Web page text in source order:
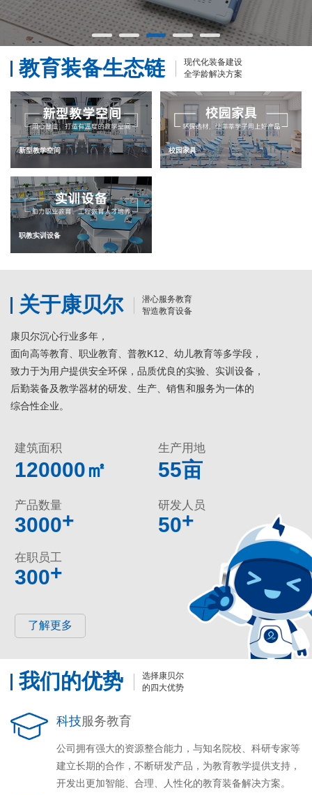
教育装备生态链
现代化装备建设
全学龄解决方案
新型教学空间 校园家具
职教实训设备
关于康贝尔
潜心服务教育
智造教育设备
康贝尔沉心行业多年，
面向高等教育、职业教育、普教K12、幼儿教育等多学段，
致力于为用户提供安全环保，品质优良的实验、实训设备，
后勤装备及教学器材的研发、生产、销售和服务为一体的
综合性企业。
建筑面积
120000㎡
生产用地
55亩
产品数量
3000+
研发人员
50+
在职员工
300+
了解更多
我们的优势
选择康贝尔
的四大优势
科技服务教育
公司拥有强大的资源整合能力，与知名院校、科研专家等
建立长期的合作，不断研发产品，为教育教学提供支持，
开发出更加智能、合理、人性化的教育装备解决方案。